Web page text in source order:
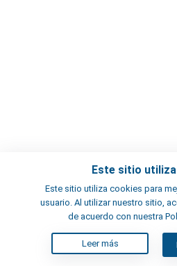
Este sitio
Este sitio utiliza cookies para
usuario. Al utilizar nuestro sitio,
de acuerdo con nuestra
Leer más